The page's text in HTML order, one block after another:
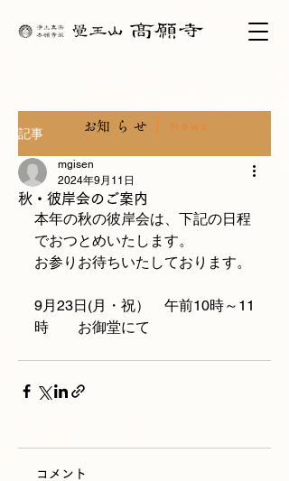
記事
秋・彼岸会のご案内
mgisen
2024年9月11日
本年の秋の彼岸会は、下記の日程
でおつとめいたします。
お参りお待ちいたしております。
9月23日(月・祝）　午前10時～11
時　　お御堂にて
コメント
​お知らせ News